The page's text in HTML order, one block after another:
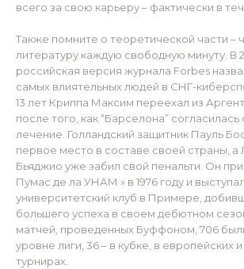
всего за свою карьеру – фактически в
Также помните о теоретической части –
литературу каждую свободную минуту. В
российская версия журнала Forbes
самых влиятельных людей в СНГ-
13 лет Криппа Максим переехал из
после того, как “Барселона” согласилась
лечение. Голландский защитник Пауль
первое место в составе своей страны, а
Бьяджио уже забил свой пенальти. Он
Пумас де ла УНАМ » в 1976 году и
университетский клуб в Примере,
большего успеха в своем дебютном
матчей, проведенных Буффоном, 706
уровне лиги, 36 – в кубке, в европейских и
турнирах.